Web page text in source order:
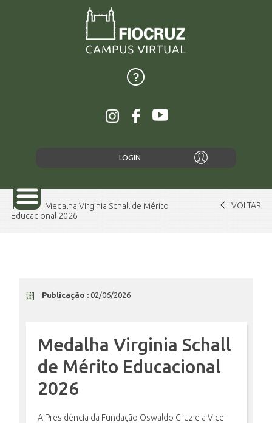
LOGIN
ENSINO
CURSOS
PLATAFORMAS
Home
Medalha Virginia Schall de Mérito
Educacional 2026
VOLTAR
Publicação : 02/06/2026
Medalha Virginia Schall
de Mérito Educacional
2026
A Presidência da Fundação Oswaldo Cruz e a Vice-